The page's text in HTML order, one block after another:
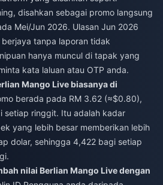
disahkan sebagai promo langsung
Mei/Jun 2026. Ulasan Jun 2026
tanpa laporan tidak
hanya muncul di tapak yang
kata laluan atau OTP anda.
Mango Live biasanya di
berada pada RM 3.62 (≈$0.80),
setiap ringgit. Itu adalah kadar
yang lebih besar memberikan lebih
dolar, sehingga 4,422 bagi setiap
nilai Berlian Mango Live dengan